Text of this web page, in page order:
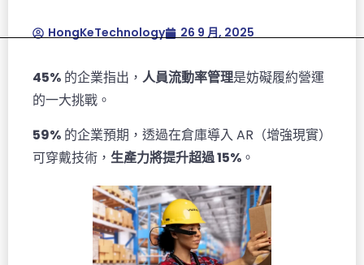
ullamcorper mattis, pulvinar dapibus leo.
HongKeTechnology 26 9 月, 2025
45% 的企業指出， 人員流動率管理是妨礙履約營運
的一大挑戰。
59% 的企業預期，透過在倉庫導入 AR（增強現實）
可穿戴技術， 生產力將提升超過 15% 。